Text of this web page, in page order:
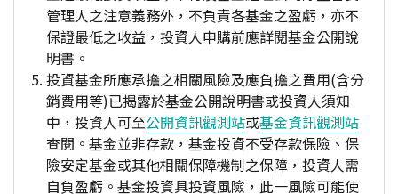
管理人之注意義務外，不負責各基金之盈虧，亦不
保證最低之收益，投資人申購前應詳閱基金公開說
明書。
投資基金所應承擔之相關風險及應負擔之費用(含分
銷費用等)已揭露於基金公開說明書或投資人須知
中，投資人可至公開資訊觀測站或基金資訊觀測站
查閱。基金並非存款，基金投資不受存款保險、保
險安定基金或其他相關保障機制之保障，投資人需
自負盈虧。基金投資具投資風險，此一風險可能使